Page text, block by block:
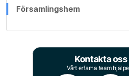
Församlingshem
Kontakta
Vårt erfarna team